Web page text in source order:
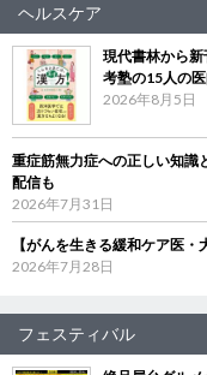
ヘルスケア
現代書林から
考塾の15人の
2026年8月5日
重症筋無力症への正しい知
配信も
2026年7月31日
【がんを生きる緩和ケア医
2026年7月28日
フェスティバル